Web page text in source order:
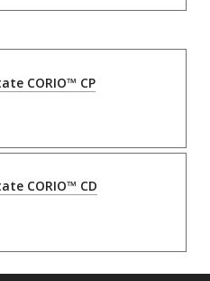
CORIO™ CP
CORIO™ CD